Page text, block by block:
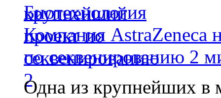
Биотехнология
Компания AstraZeneca
по секвенированию 2
Одна из крупнейших в